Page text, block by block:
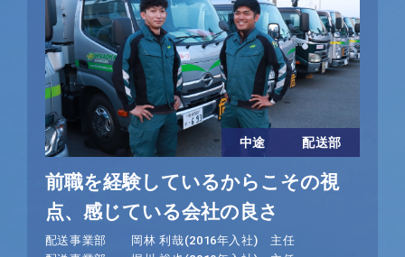
中途 配送部
前職を経験しているからこその視
点、感じている会社の良さ
配送事業部 岡林 利哉(2016年入社) 主任